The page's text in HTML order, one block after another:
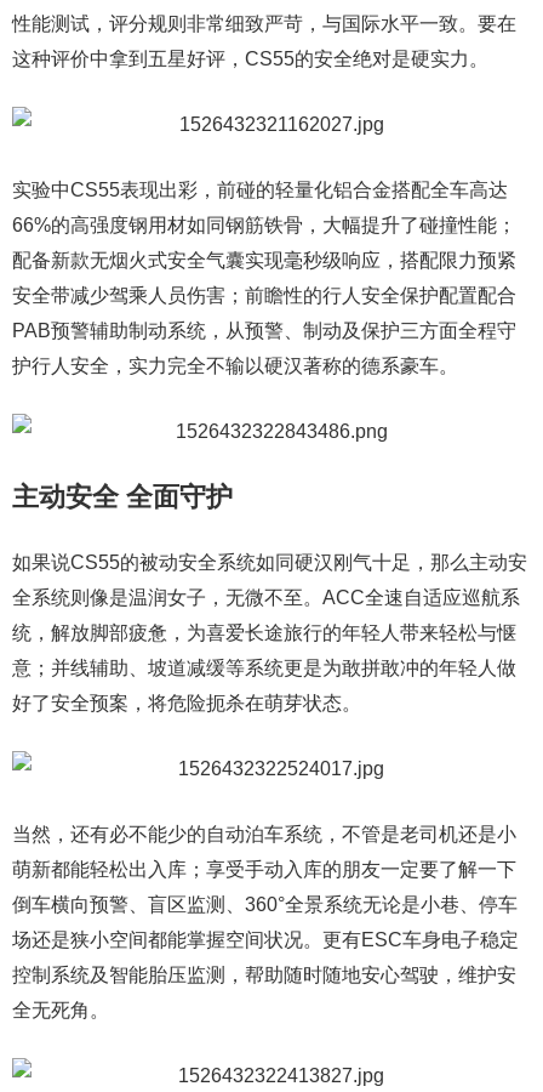
性能测试，评分规则非常细致严苛，与国际水平一致。要在
这种评价中拿到五星好评，CS55的安全绝对是硬实力。
实验中CS55表现出彩，前碰的轻量化铝合金搭配全车高达
66%的高强度钢用材如同钢筋铁骨，大幅提升了碰撞性能；
配备新款无烟火式安全气囊实现毫秒级响应，搭配限力预紧
安全带减少驾乘人员伤害；前瞻性的行人安全保护配置配合
PAB预警辅助制动系统，从预警、制动及保护三方面全程守
护行人安全，实力完全不输以硬汉著称的德系豪车。
主动安全 全面守护
如果说CS55的被动安全系统如同硬汉刚气十足，那么主动安
全系统则像是温润女子，无微不至。ACC全速自适应巡航系
统，解放脚部疲惫，为喜爱长途旅行的年轻人带来轻松与惬
意；并线辅助、坡道减缓等系统更是为敢拼敢冲的年轻人做
好了安全预案，将危险扼杀在萌芽状态。
当然，还有必不能少的自动泊车系统，不管是老司机还是小
萌新都能轻松出入库；享受手动入库的朋友一定要了解一下
倒车横向预警、盲区监测、360°全景系统无论是小巷、停车
场还是狭小空间都能掌握空间状况。更有ESC车身电子稳定
控制系统及智能胎压监测，帮助随时随地安心驾驶，维护安
全无死角。